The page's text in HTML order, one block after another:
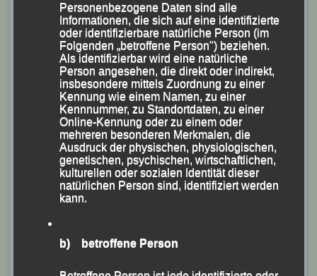
(Pfaffinger Bau SE).
In der sog. Schulwertung war auch 2025 wieder die
Sport-Grundschule Grubweg erfolgreich, gefolgt von
der Grundschule Passau-Innstadt und der Grundschule
Hacklberg.
Den Pokal für die teilnehmerstärkste Firma sicherte
sich erneut die ZF Friedrichshafen AG-Standort
Passau.
Für die Verpflegung und Verköstigung am Domplatz
West Armin Weißhäupl, der extra einen
Transportkombi von der Autovermietung Plechinger
Personenbezogene Daten sind alle
Informationen, die sich auf eine identifizierte
oder identifizierbare natürliche Person (im
Folgenden „betroffene Person") beziehen.
Als identifizierbar wird eine natürliche
Person angesehen, die direkt oder indirekt,
insbesondere mittels Zuordnung zu einer
Kennung wie einem Namen, zu einer
Kennnummer, zu Standortdaten, zu einer
Online-Kennung oder zu einem oder
mehreren besonderen Merkmalen, die
Ausdruck der physischen, physiologischen,
genetischen, psychischen, wirtschaftlichen,
kulturellen oder sozialen Identität dieser
natürlichen Person sind, identifiziert werden
kann.
b) betroffene Person